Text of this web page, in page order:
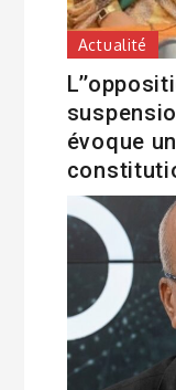
Actualité
évoque